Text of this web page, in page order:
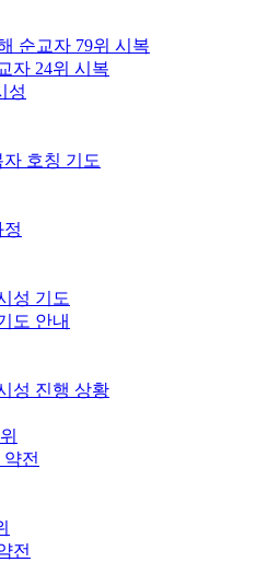
순교자 79위 시복
자 24위 시복
성
호칭 기도
성 기도
도 안내
성 진행 상황
전
전